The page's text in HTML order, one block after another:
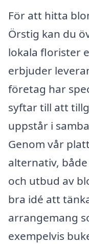
För att hitta
Örstig kan du
lokala florister
erbjuder
företag har
syftar till att
uppstår i
Genom vår
alternativ,
och utbud av
bra idé att
arrangemang
exempelvis